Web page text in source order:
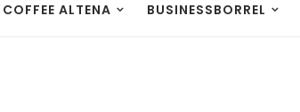
ALTENA BUSINESSBORREL